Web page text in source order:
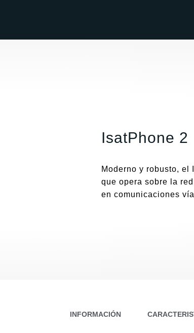
IsatPhone 2
Moderno y robusto, el
que opera sobre la
en comunicaciones
INFORMACIÓN